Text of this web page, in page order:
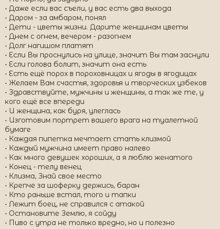
• Даже если вас съели, у вас есть два выхода
• Даром - за амбаром, понял
• Дети - цветы жизни. Дарите женщинам цветы
• Днем с огнем, вечером - разогнем
• Долг нагишом платят
• Если Вы проснулись на улице, значит Вы там заснули
• Если голова болит, значит она есть
• Есть ещё порох в пороховницах и ягоды в ягодицах
• Желаем Вам счастья, здоровья и творческих узбеков
• Здравствуйте, мужчины и женщины, а так же те, у
кого ещё все впереди
• И женщина, как буря, улеглась
• Изготовим портрет вашего врага на туалетной
бумаге
• Каждая пипетка мечтает стать клизмой
• Каждый мужчина имеет право налево
• Как много девушек хороших, а я люблю женатого
• Конец - телу венец
• Клизма, Знай свое место
• Крепче за шоферку держись, баран
• Кто раньше встал, того и тапки
• Лежит боец, не справился с атакой
• Остановите Землю, я сойду
• Пиво с утра не только вредно, но и полезно